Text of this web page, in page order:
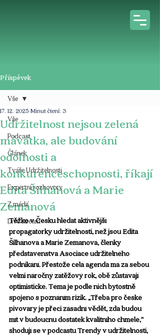
Příspěvek
Vše
Podcast
Článek
Tváře Udržitelnosti
Expertní rozhovory
Z médií
Live stream
Vše
Udržitelnost nejsou zelená
mávátka, ale budování
odolnosti a
konkurenceschopnosti, říkají
Edita Šilhánová a Marie
Zemanová
17. 12. 2025 Minut čtení: 3
Těžko v Česku hledat aktivnější
propagátorky udržitelnosti, než jsou Edita
Šilhánová a Marie Zemanová, členky
představenstva Asociace udržitelného
podnikání. Přestože celá agenda má za sebou
velmi náročný zátěžový rok, obě zůstávají
optimistické. Téma je podle nich bytostně
spojeno s poznáním rizik. „Třeba pro české
pivovary je přeci zásadní vědět, zda budou
mít v budoucnu dostatek kvalitního chmele,“
shodují se v podcastu Trendy v udržitelnosti,